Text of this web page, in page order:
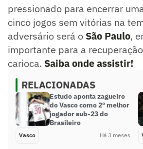
pressionado para encerrar
cinco jogos sem vitórias na
adversário será o São Paulo,
importante para a
carioca. Saiba onde assistir!
RELACIONADAS
Estudo aponta zagueiro
do Vasco como 2º melhor
jogador sub-23 do
Brasileiro
Vasco Há 3 meses